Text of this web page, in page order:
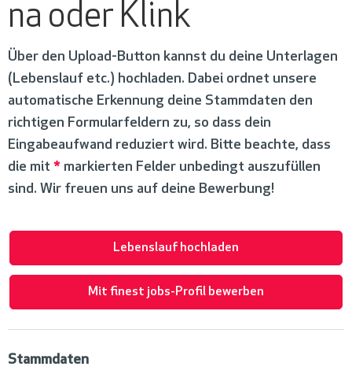
na oder Klink
Über den Upload-Button kannst du deine Unterlagen
(Lebenslauf etc.) hochladen. Dabei ordnet unsere
automatische Erkennung deine Stammdaten den
richtigen Formularfeldern zu, so dass dein
Eingabeaufwand reduziert wird. Bitte beachte, dass
die mit * markierten Felder unbedingt auszufüllen
sind. Wir freuen uns auf deine Bewerbung!
Lebenslauf hochladen
Mit finest jobs-Profil bewerben
Stammdaten